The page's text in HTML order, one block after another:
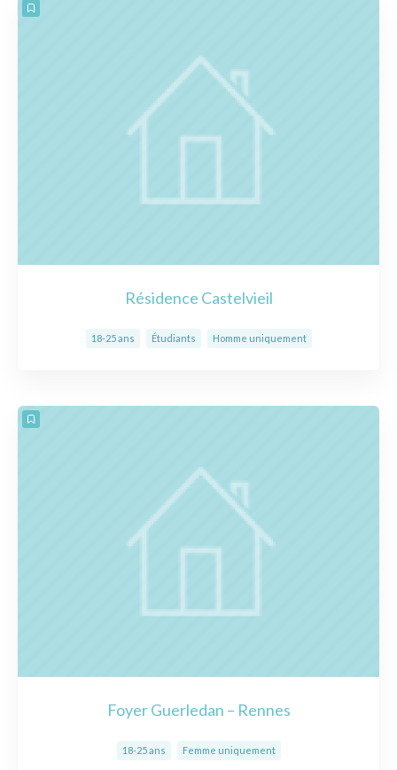
Résidence Castelvieil
18-25 ans Étudiants Homme uniquement
Foyer Guerledan – Rennes
18-25 ans Femme uniquement